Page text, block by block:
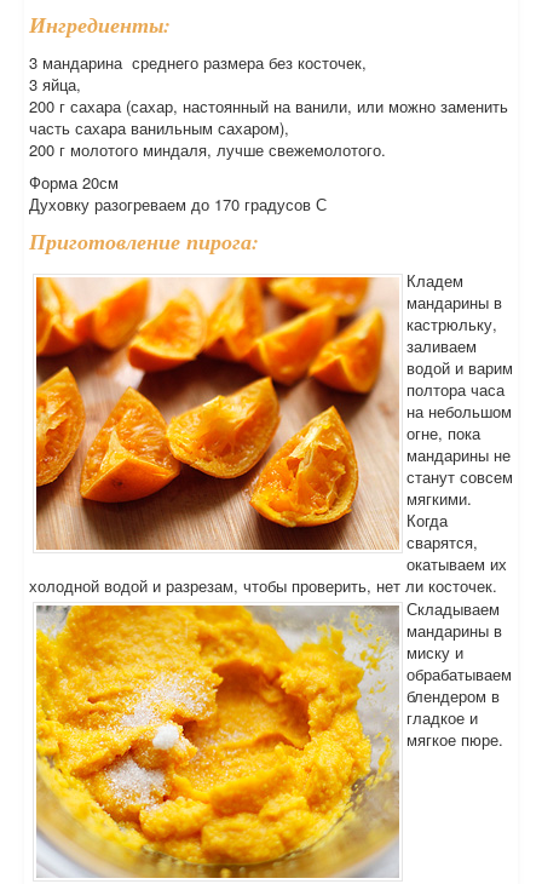
Ингредиенты:
3 мандарина среднего размера без косточек,
3 яйца,
200 г сахара (сахар, настоянный на ванили, или можно заменить
часть сахара ванильным сахаром),
200 г молотого миндаля, лучше свежемолотого.
Форма 20см
Духовку разогреваем до 170 градусов С
Приготовление пирога:
Кладем
мандарины в
кастрюльку,
заливаем
водой и варим
полтора часа
на небольшом
огне, пока
мандарины не
станут совсем
мягкими.
Когда
сварятся,
окатываем их
холодной водой и разрезам, чтобы проверить, нет ли косточек.
Складываем
мандарины в
миску и
обрабатываем
блендером в
гладкое и
мягкое пюре.